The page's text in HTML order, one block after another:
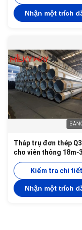
Nhận một trích
Tháp trụ đơn thép
cho viễn thông 18m-
Mạ kẽm nhúng nóng
Kiểm tra chi tiết
Nhận một trích